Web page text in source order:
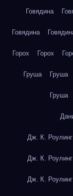
Говядина
Говядина
Горох Горох
Груша Груша
Груша
Дж. К.
Дж. К.
Дж. К.